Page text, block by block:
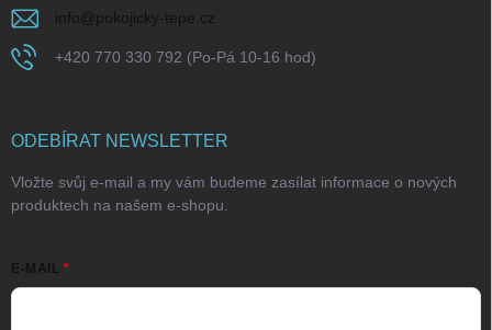
info@pokojicky-tepe.cz
+420 770 330 792 (Po-Pá 10-16 hod)
ODEBÍRAT NEWSLETTER
Vložte svůj e-mail a my vám budeme zasílat informace o nových
produktech na našem e-shopu.
E-MAIL